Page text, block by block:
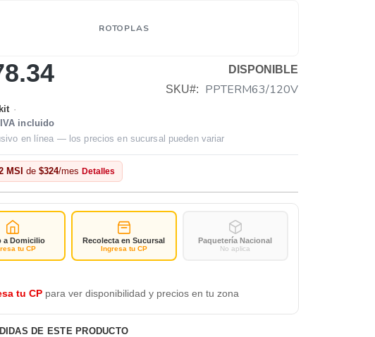
ROTOPLAS
DISPONIBLE
SKU
PPTERM63/120V
·
incluido
en línea — los precios en sucursal pueden variar
MSI de$324/mes Detalles
a Domicilio
tu CP
Recolecta en Sucursal
Ingresa tu CP
Paquetería Nacional
No aplica
tu CP para ver disponibilidad y precios en tu zona
DE ESTE PRODUCTO